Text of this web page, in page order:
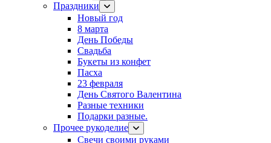
Праздники
Новый год
8 марта
День Победы
Свадьба
Букеты из конфет
Пасха
23 февраля
День Святого Валентина
Разные техники
Подарки разные.
Прочее рукоделие
Свечи своими руками